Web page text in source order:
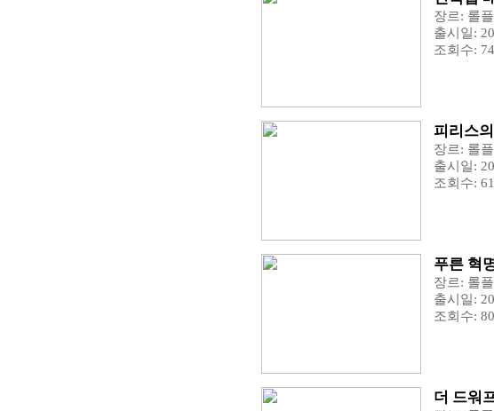
장르: 롤
출시일:
조회수:
피리스
장르: 롤
출시일:
조회수:
푸른 혁
장르: 롤
출시일:
조회수:
더 드워